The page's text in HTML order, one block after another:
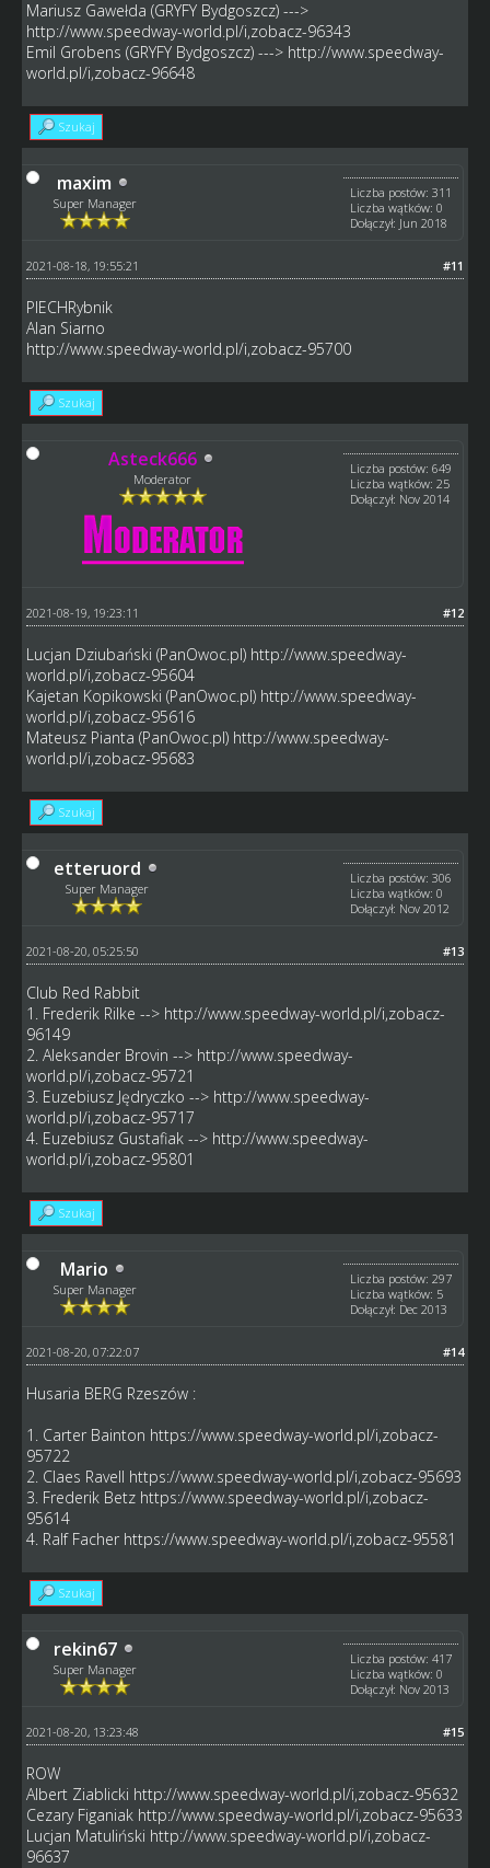
Mariusz Gawełda (GRYFY Bydgoszcz) --->
http://www.speedway-world.pl/i,zobacz-96343
Emil Grobens (GRYFY Bydgoszcz) ---> http://www.speedway-
world.pl/i,zobacz-96648
Szukaj
maxim
Super Manager
Liczba postów: 311
Liczba wątków: 0
Dołączył: Jun 2018
#11
2021-08-18, 19:55:21
PIECHRybnik
Alan Siarno
http://www.speedway-world.pl/i,zobacz-95700
Szukaj
Asteck666
Moderator
Liczba postów: 649
Liczba wątków: 25
Dołączył: Nov 2014
#12
2021-08-19, 19:23:11
Lucjan Dziubański (PanOwoc.pl) http://www.speedway-
world.pl/i,zobacz-95604
Kajetan Kopikowski (PanOwoc.pl) http://www.speedway-
world.pl/i,zobacz-95616
Mateusz Pianta (PanOwoc.pl) http://www.speedway-
world.pl/i,zobacz-95683
Szukaj
etteruord
Super Manager
Liczba postów: 306
Liczba wątków: 0
Dołączył: Nov 2012
#13
2021-08-20, 05:25:50
Club Red Rabbit
1. Frederik Rilke --> http://www.speedway-world.pl/i,zobacz-
96149
2. Aleksander Brovin --> http://www.speedway-
world.pl/i,zobacz-95721
3. Euzebiusz Jędryczko --> http://www.speedway-
world.pl/i,zobacz-95717
4. Euzebiusz Gustafiak --> http://www.speedway-
world.pl/i,zobacz-95801
Szukaj
Mario
Super Manager
Liczba postów: 297
Liczba wątków: 5
Dołączył: Dec 2013
#14
2021-08-20, 07:22:07
Husaria BERG Rzeszów :
1. Carter Bainton https://www.speedway-world.pl/i,zobacz-
95722
2. Claes Ravell https://www.speedway-world.pl/i,zobacz-95693
3. Frederik Betz https://www.speedway-world.pl/i,zobacz-
95614
4. Ralf Facher https://www.speedway-world.pl/i,zobacz-95581
Szukaj
rekin67
Super Manager
Liczba postów: 417
Liczba wątków: 0
Dołączył: Nov 2013
#15
2021-08-20, 13:23:48
ROW
Albert Ziablicki http://www.speedway-world.pl/i,zobacz-95632
Cezary Figaniak http://www.speedway-world.pl/i,zobacz-95633
Lucjan Matuliński http://www.speedway-world.pl/i,zobacz-
96637